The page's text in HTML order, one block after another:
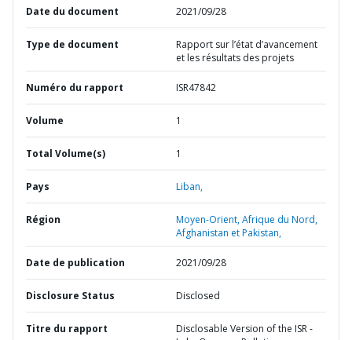
Date du document 2021/09/28
Type de document
Rapport sur l’état d’avancement
et les résultats des projets
Numéro du rapport ISR47842
Volume 1
Total Volume(s) 1
Pays Liban,
Région
Moyen-Orient, Afrique du Nord,
Afghanistan et Pakistan,
Date de publication 2021/09/28
Disclosure Status Disclosed
Titre du rapport
Disclosable Version of the ISR -